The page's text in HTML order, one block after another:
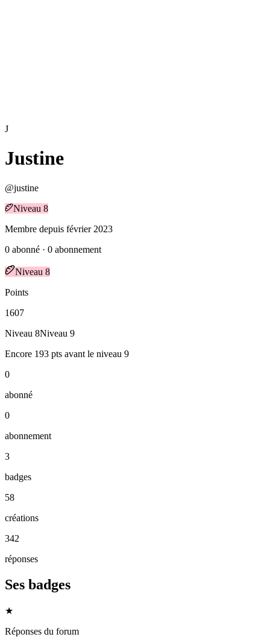
J
Justine
@justine
Niveau 8
Membre depuis février 2023
0 abonné · 0 abonnement
Niveau 8
Points
1607
Niveau 8Niveau 9
Encore 193 pts avant le niveau 9
0
abonné
0
abonnement
3
badges
58
créations
342
réponses
Ses badges
★
Réponses du forum